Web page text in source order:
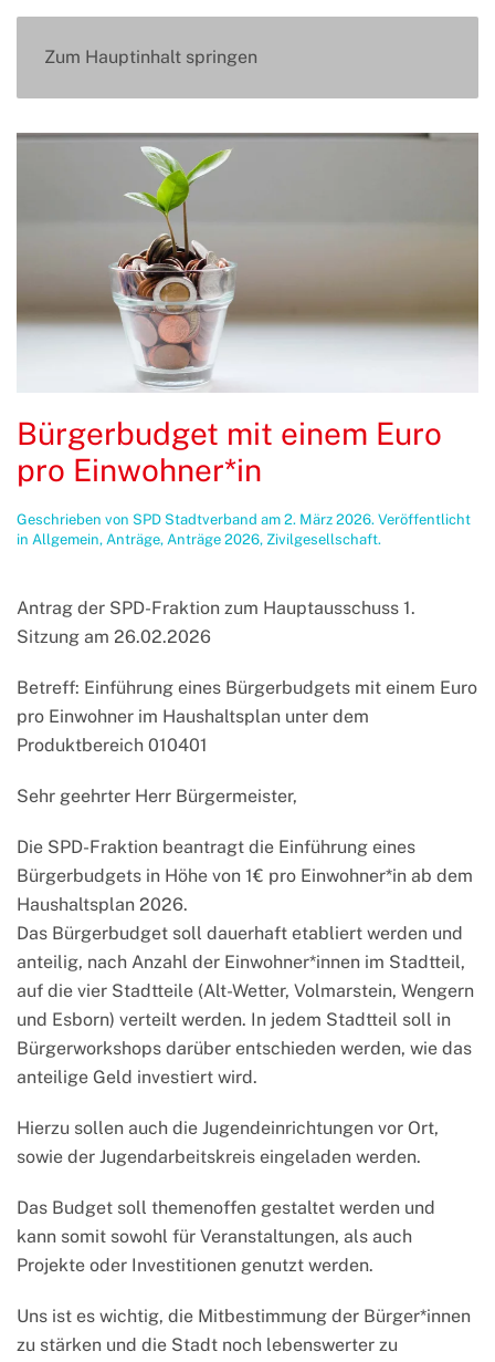
Zum Hauptinhalt springen
Bürgerbudget mit einem Euro
pro Einwohner*in
Geschrieben von SPD Stadtverband am 2. März 2026. Veröffentlicht
in Allgemein, Anträge, Anträge 2026, Zivilgesellschaft.
Antrag der SPD-Fraktion zum Hauptausschuss 1.
Sitzung am 26.02.2026
Betreff: Einführung eines Bürgerbudgets mit einem Euro
pro Einwohner im Haushaltsplan unter dem
Produktbereich 010401
Sehr geehrter Herr Bürgermeister,
Die SPD-Fraktion beantragt die Einführung eines
Bürgerbudgets in Höhe von 1€ pro Einwohner*in ab dem
Haushaltsplan 2026.
Das Bürgerbudget soll dauerhaft etabliert werden und
anteilig, nach Anzahl der Einwohner*innen im Stadtteil,
auf die vier Stadtteile (Alt-Wetter, Volmarstein, Wengern
und Esborn) verteilt werden. In jedem Stadtteil soll in
Bürgerworkshops darüber entschieden werden, wie das
anteilige Geld investiert wird.
Hierzu sollen auch die Jugendeinrichtungen vor Ort,
sowie der Jugendarbeitskreis eingeladen werden.
Das Budget soll themenoffen gestaltet werden und
kann somit sowohl für Veranstaltungen, als auch
Projekte oder Investitionen genutzt werden.
Uns ist es wichtig, die Mitbestimmung der Bürger*innen
zu stärken und die Stadt noch lebenswerter zu